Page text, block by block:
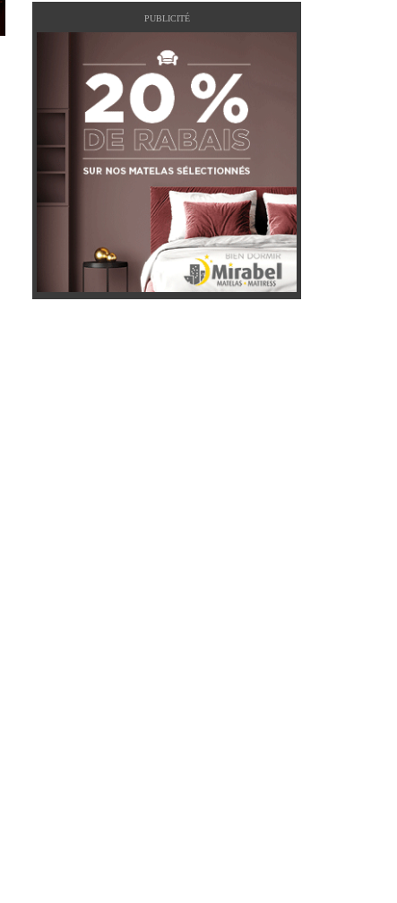
PUBLICITÉ